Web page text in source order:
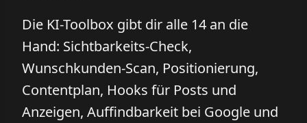
Die KI-Toolbox gibt dir alle 14 an die
Hand: Sichtbarkeits-Check,
Wunschkunden-Scan, Positionierung,
Contentplan, Hooks für Posts und
Anzeigen, Auffindbarkeit bei Google und